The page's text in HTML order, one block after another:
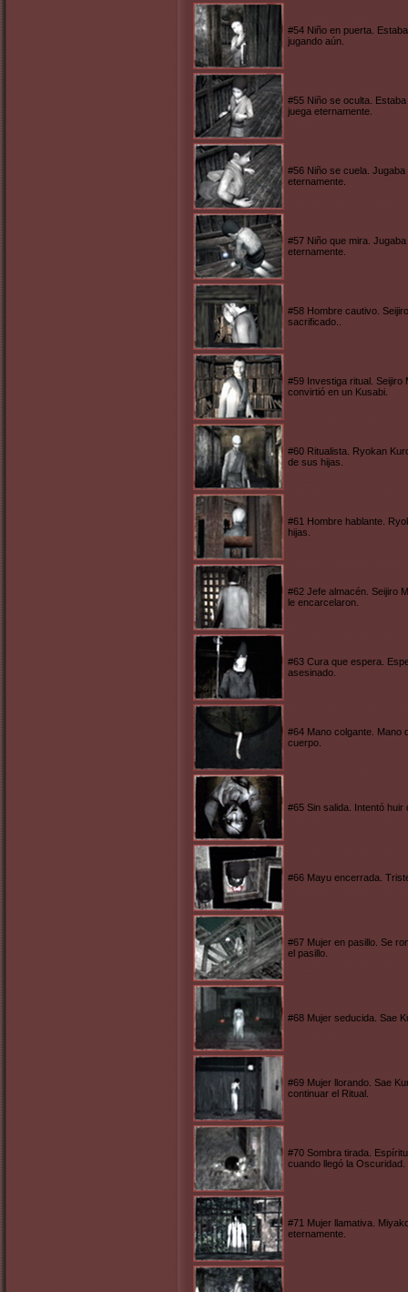
#54 Niño en puerta.
jugando aún.
#55 Niño se oculta.
juega eternamente.
#56 Niño se cuela.
eternamente.
#57 Niño que mira.
eternamente.
#58 Hombre cautivo.
sacrificado..
#59 Investiga ritual.
convirtió en un Kusabi.
#60 Ritualista. Ryokan
de sus hijas.
#61 Hombre hablante.
hijas.
#62 Jefe almacén. Seijiro
le encarcelaron.
#63 Cura que espera.
asesinado.
#64 Mano colgante. Mano
cuerpo.
#65 Sin salida. Intentó
#66 Mayu encerrada.
#67 Mujer en pasillo. Se
el pasillo.
#68 Mujer seducida. Sae
#69 Mujer llorando. Sae
continuar el Ritual.
#70 Sombra tirada.
cuando llegó la Oscuridad.
#71 Mujer llamativa.
eternamente.